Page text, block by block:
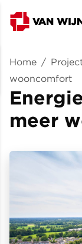
Home /
wooncomfort
meer